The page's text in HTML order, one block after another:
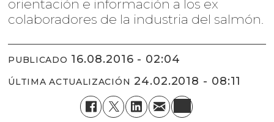
orientación e información a los ex
colaboradores de la industria del salmón.
PUBLICADO 16.08.2016 - 02:04
ÚLTIMA ACTUALIZACIÓN 24.02.2018 - 08:11